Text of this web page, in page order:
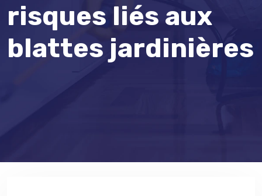
risques liés aux
blattes jardinières